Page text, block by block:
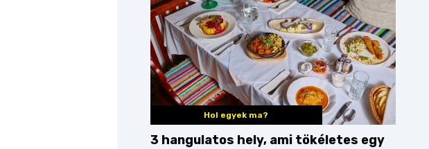
Hol egyek ma?
3 hangulatos hely, ami tökéletes egy